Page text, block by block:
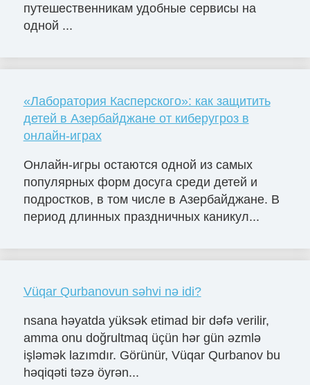
путешественникам удобные сервисы на
одной ...
«Лаборатория Касперского»: как защитить
детей в Азербайджане от киберугроз в
онлайн-играх
Онлайн-игры остаются одной из самых
популярных форм досуга среди детей и
подростков, в том числе в Азербайджане. В
период длинных праздничных каникул...
Vüqar Qurbanovun səhvi nə idi?
nsana həyatda yüksək etimad bir dəfə verilir,
amma onu doğrultmaq üçün hər gün əzmlə
işləmək lazımdır. Görünür, Vüqar Qurbanov bu
həqiqəti təzə öyrən...